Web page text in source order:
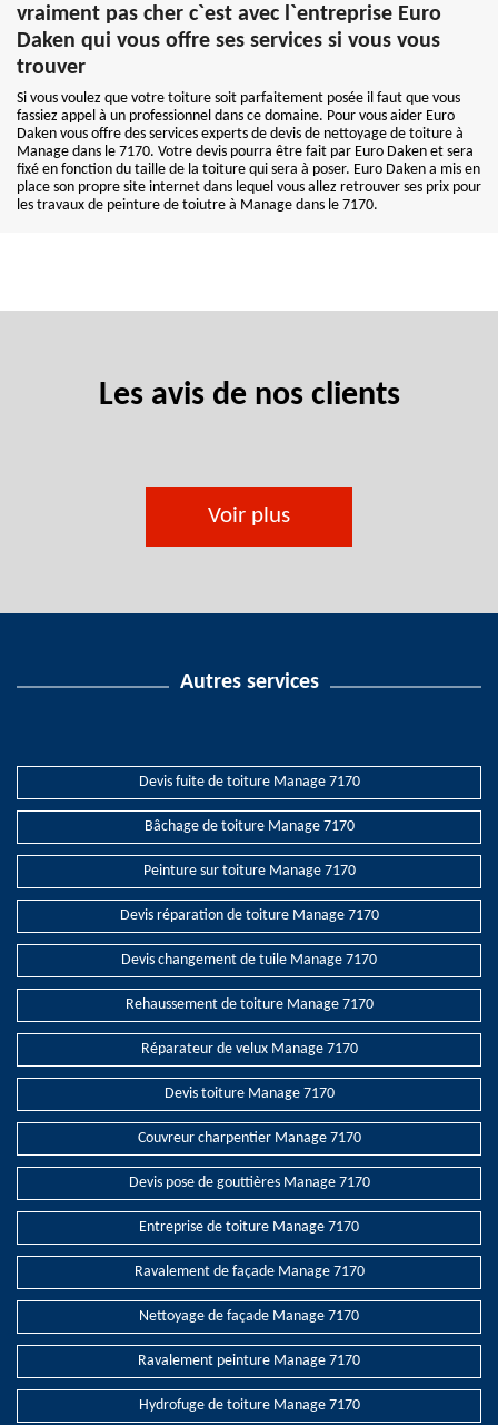
vraiment pas cher c`est avec l`entreprise Euro
Daken qui vous offre ses services si vous vous
trouver
Si vous voulez que votre toiture soit parfaitement posée il faut que vous
fassiez appel à un professionnel dans ce domaine. Pour vous aider Euro
Daken vous offre des services experts de devis de nettoyage de toiture à
Manage dans le 7170. Votre devis pourra être fait par Euro Daken et sera
fixé en fonction du taille de la toiture qui sera à poser. Euro Daken a mis en
place son propre site internet dans lequel vous allez retrouver ses prix pour
les travaux de peinture de toiutre à Manage dans le 7170.
Les avis de nos clients
Voir plus
Autres services
Devis fuite de toiture Manage 7170
Bâchage de toiture Manage 7170
Peinture sur toiture Manage 7170
Devis réparation de toiture Manage 7170
Devis changement de tuile Manage 7170
Rehaussement de toiture Manage 7170
Réparateur de velux Manage 7170
Devis toiture Manage 7170
Couvreur charpentier Manage 7170
Devis pose de gouttières Manage 7170
Entreprise de toiture Manage 7170
Ravalement de façade Manage 7170
Nettoyage de façade Manage 7170
Ravalement peinture Manage 7170
Hydrofuge de toiture Manage 7170